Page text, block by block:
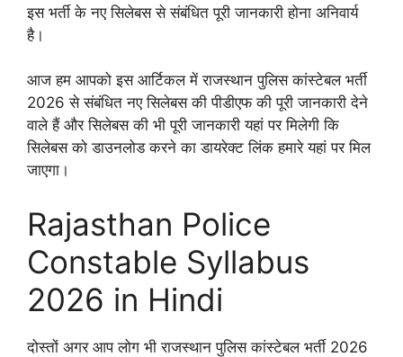
इस भर्ती के नए सिलेबस से संबंधित पूरी जानकारी होना अनिवार्य
है।
आज हम आपको इस आर्टिकल में राजस्थान पुलिस कांस्टेबल भर्ती
2026 से संबंधित नए सिलेबस की पीडीएफ की पूरी जानकारी देने
वाले हैं और सिलेबस की भी पूरी जानकारी यहां पर मिलेगी कि
सिलेबस को डाउनलोड करने का डायरेक्ट लिंक हमारे यहां पर मिल
जाएगा।
Rajasthan Police
Constable Syllabus
2026 in Hindi
दोस्तों अगर आप लोग भी राजस्थान पुलिस कांस्टेबल भर्ती 2026